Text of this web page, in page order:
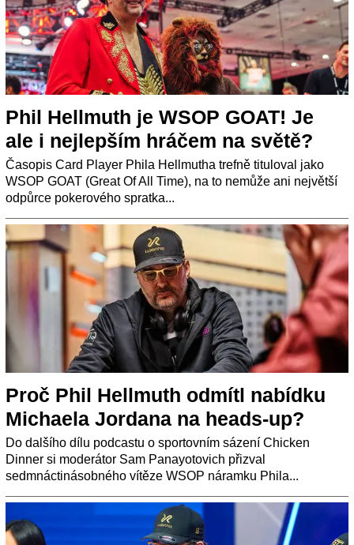
Phil Hellmuth je WSOP GOAT! Je
ale i nejlepším hráčem na světě?
Časopis Card Player Phila Hellmutha trefně tituloval jako
WSOP GOAT (Great Of All Time), na to nemůže ani největší
odpůrce pokerového spratka...
Proč Phil Hellmuth odmítl nabídku
Michaela Jordana na heads-up?
Do dalšího dílu podcastu o sportovním sázení Chicken
Dinner si moderátor Sam Panayotovich přizval
sedmnáctinásobného vítěze WSOP náramku Phila...